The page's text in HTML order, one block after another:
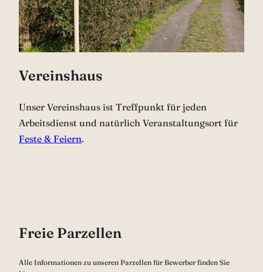
Vereinshaus
Unser Vereinshaus ist Treffpunkt für jeden
Arbeitsdienst und natürlich Veranstaltungsort für
Feste & Feiern.
Freie Parzellen
Alle Informationen zu unseren Parzellen für Bewerber finden Sie